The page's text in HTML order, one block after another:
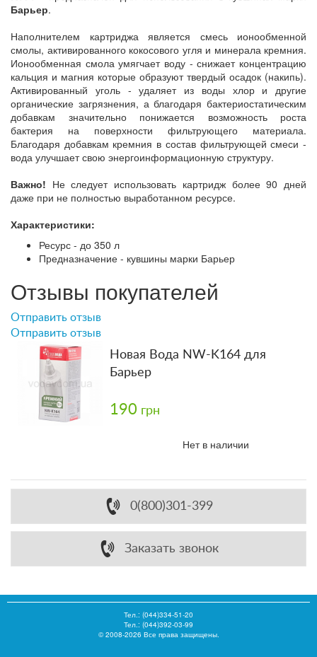
Барьер.
Наполнителем картриджа является смесь ионообменной
смолы, активированного кокосового угля и минерала кремния.
Ионообменная смола умягчает воду - снижает концентрацию
кальция и магния которые образуют твердый осадок (накипь).
Активированный уголь - удаляет из воды хлор и другие
органические загрязнения, а благодаря бактериостатическим
добавкам значительно понижается возможность роста
бактерия на поверхности фильтрующего материала.
Благодаря добавкам кремния в состав фильтрующей смеси -
вода улучшает свою энергоинформационную структуру.
Важно! Не следует использовать картридж более 90 дней
даже при не полностью выработанном ресурсе.
Характеристики:
Ресурс - до 350 л
Предназначение - кувшины марки Барьер
Отзывы покупателей
Отправить отзыв
Отправить отзыв
Новая Вода NW-K164 для
Барьер
190 грн
Нет в наличии
0(800)301-399
Заказать звонок
Тел.: (044)334-51-20
Тел.: (044)392-03-99
© 2008-2026 Все права защищены.